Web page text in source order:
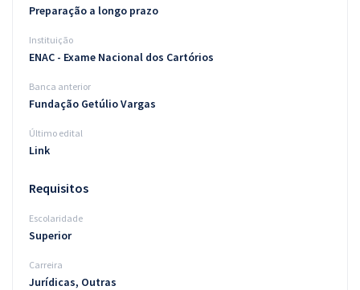
Conteúdo gratuito
Blog
Preparação a longo prazo
Instituição
ENAC - Exame Nacional dos Cartórios
Banca anterior
Fundação Getúlio Vargas
Último edital
Link
Requisitos
Escolaridade
Superior
Carreira
Jurídicas, Outras